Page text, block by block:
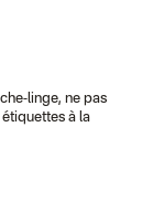
: Colis livré en 1 à 3
linge, ne pas
à la